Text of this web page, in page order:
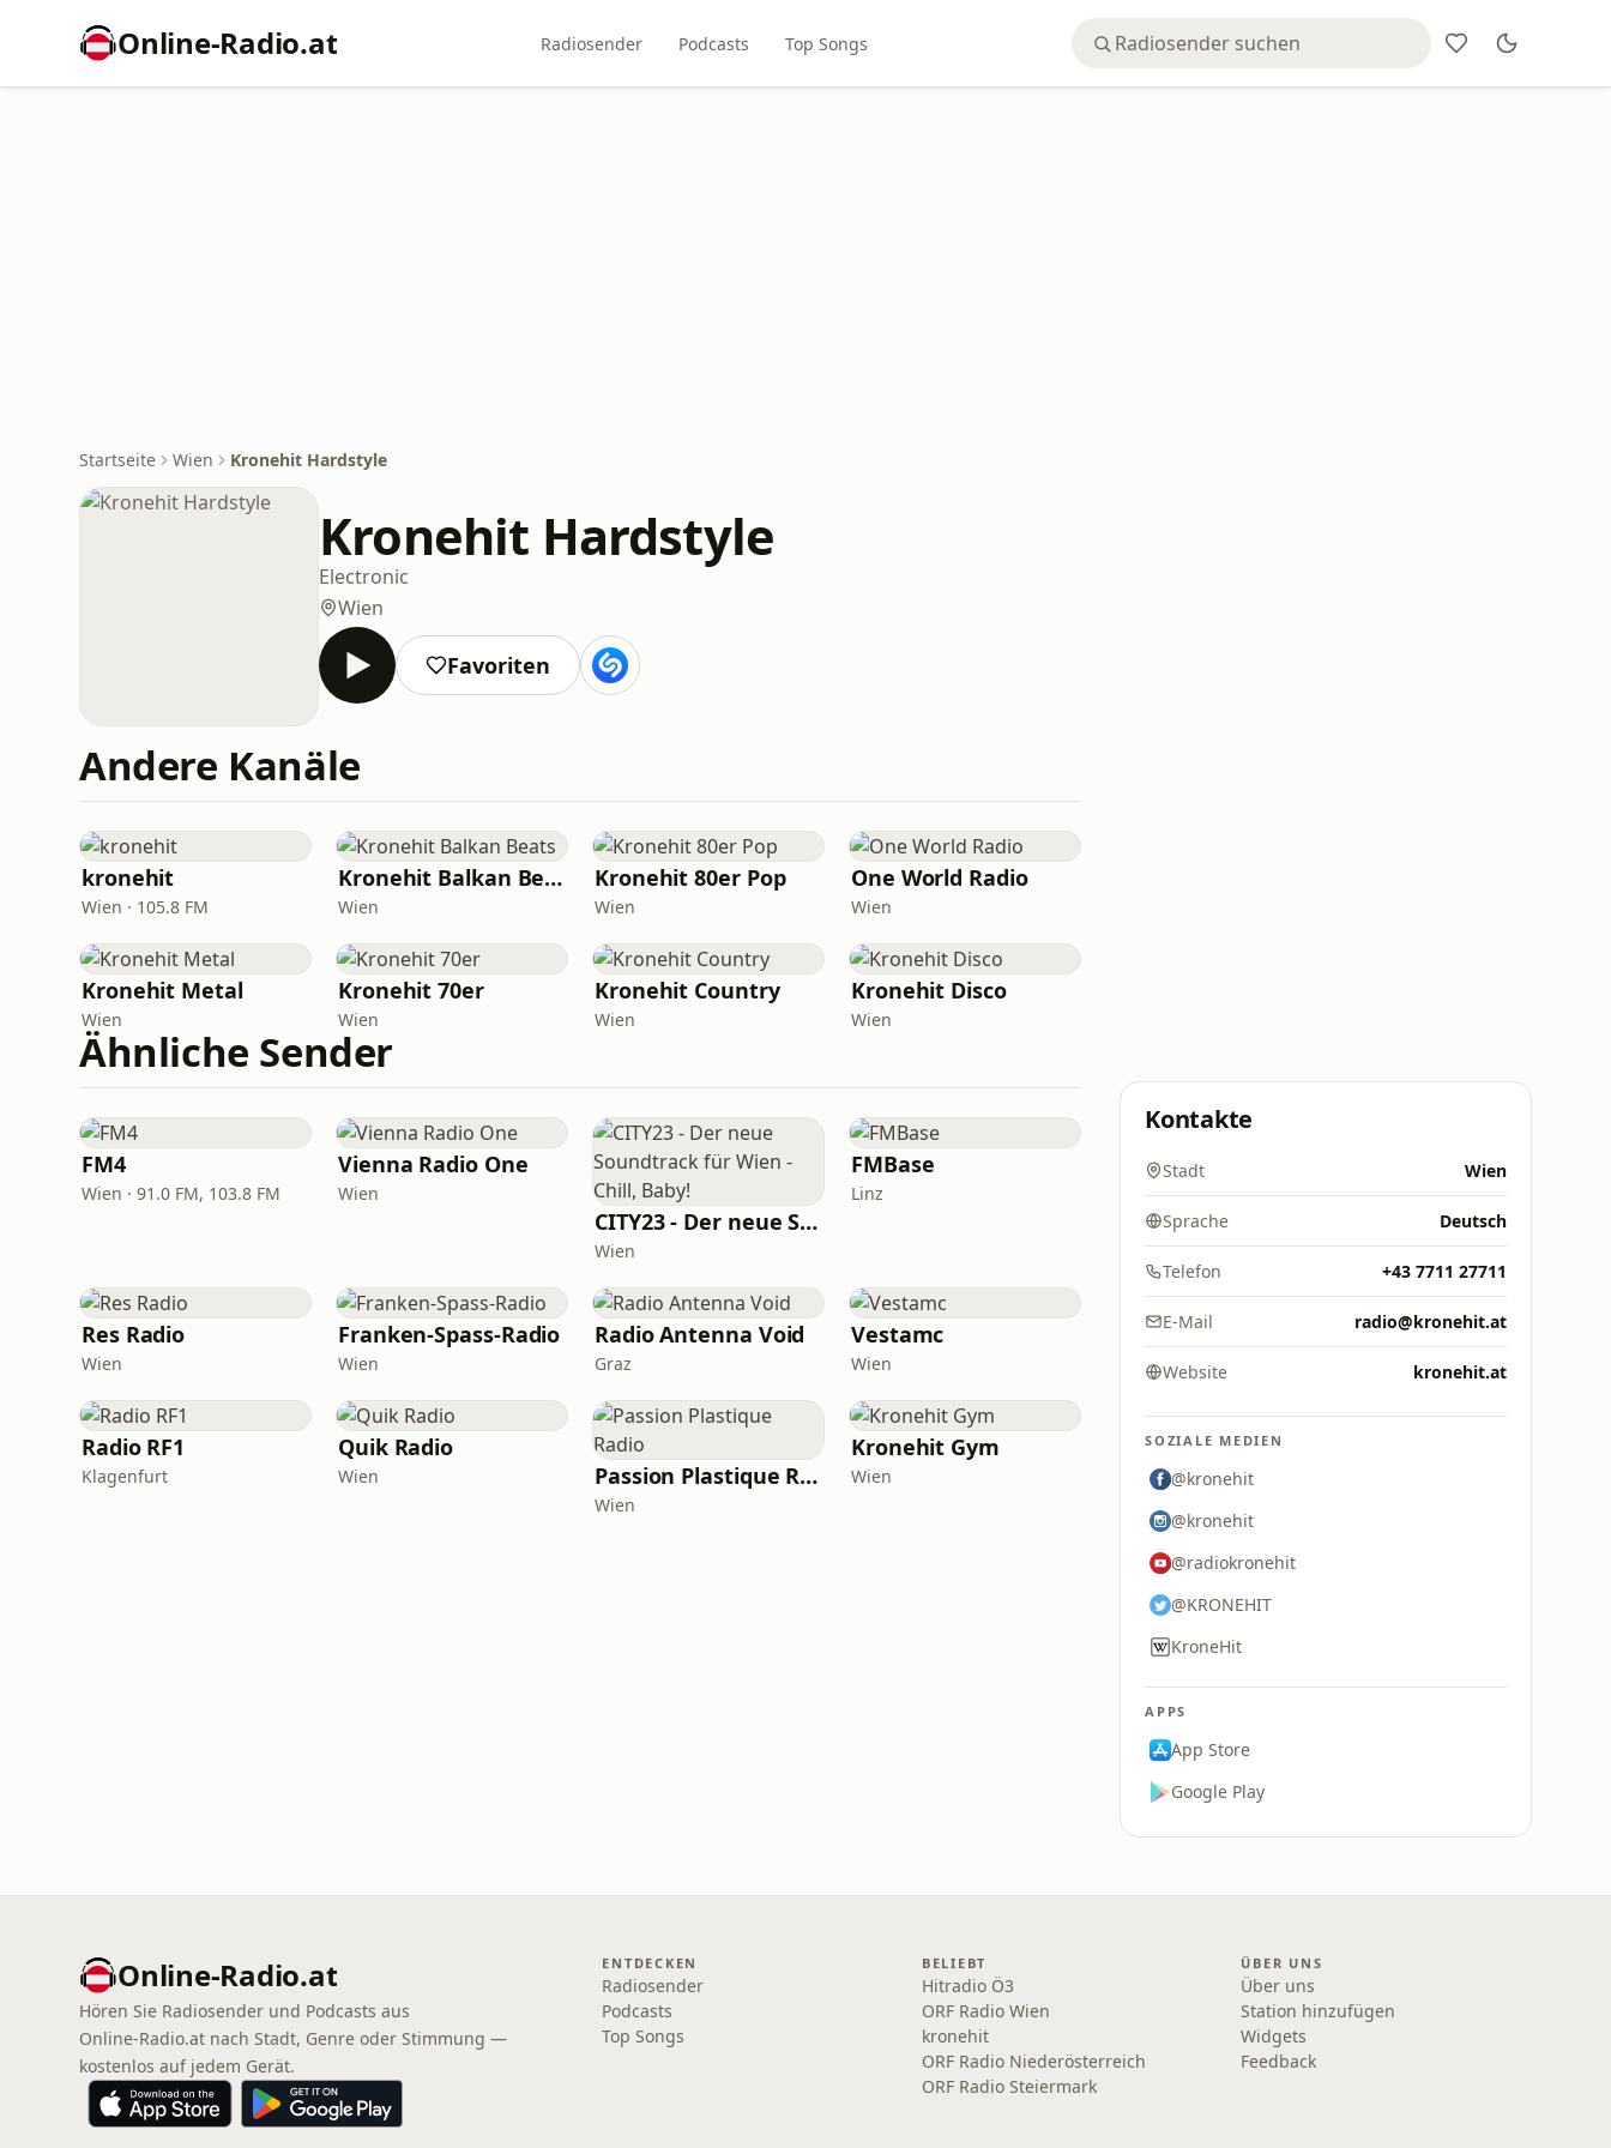
Online‑Radio.at Radiosender Podcasts Top Songs
Startseite Wien Kronehit Hardstyle
Kronehit Hardstyle
Electronic
Wien
Favoriten
Andere Kanäle
kronehit
Wien · 105.8 FM
Kronehit Balkan Beats
Wien
Kronehit 80er Pop
Wien
One World Radio
Wien
Kronehit Metal
Wien
Kronehit 70er
Wien
Kronehit Country
Wien
Kronehit Disco
Wien
Ähnliche Sender
FM4
Wien · 91.0 FM, 103.8 FM
Vienna Radio One
Wien
CITY23 - Der neue Soundtrack für Wien - Chill, Baby!
Wien
FMBase
Linz
Res Radio
Wien
Franken-Spass-Radio
Wien
Radio Antenna Void
Graz
Vestamc
Wien
Radio RF1
Klagenfurt
Quik Radio
Wien Passion Plastique Radio
Wien
Kronehit Gym
Wien
Kontakte
Stadt Wien
Sprache Deutsch
Telefon +43 7711 27711
E-Mail radio@kronehit.at
Website kronehit.at
SOZIALE MEDIEN
@kronehit
@kronehit
@radiokronehit
@KRONEHIT
KroneHit
APPS
App Store
Google Play
Online‑Radio.at
Hören Sie Radiosender und Podcasts aus
Online‑Radio.at nach Stadt, Genre oder Stimmung —
kostenlos auf jedem Gerät.
ENTDECKEN
Radiosender
Podcasts
Top Songs
BELIEBT
Hitradio Ö3
ORF Radio Wien
kronehit
ORF Radio Niederösterreich
ORF Radio Steiermark
ÜBER UNS
Über uns
Station hinzufügen
Widgets
Feedback